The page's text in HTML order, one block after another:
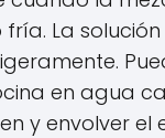
La solución
en agua
y envolver el